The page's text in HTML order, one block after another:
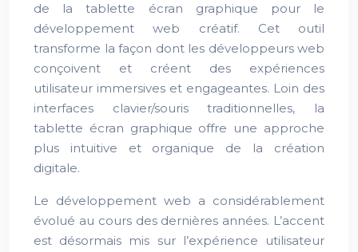
de la tablette écran graphique pour le
développement web créatif. Cet outil
transforme la façon dont les développeurs web
conçoivent et créent des expériences
utilisateur immersives et engageantes. Loin des
interfaces clavier/souris traditionnelles, la
tablette écran graphique offre une approche
plus intuitive et organique de la création
digitale.
Le développement web a considérablement
évolué au cours des dernières années. L’accent
est désormais mis sur l’expérience utilisateur